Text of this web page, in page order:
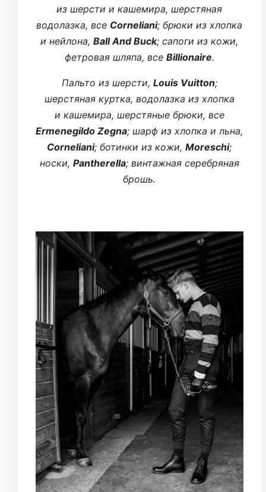
из шерсти и кашемира, шерстяная
водолазка, все Corneliani; брюки из хлопка
и нейлона,Ball And Buck; сапоги из кожи,
фетровая шляпа, все Billionaire.
Пальто из шерсти, Louis Vuitton;
шерстяная куртка, водолазка из хлопка
и кашемира, шерстяные брюки, все
Ermenegildo Zegna; шарф из хлопка и льна,
Corneliani; ботинки из кожи,Moreschi;
носки, Pantherella; винтажная серебряная
брошь.